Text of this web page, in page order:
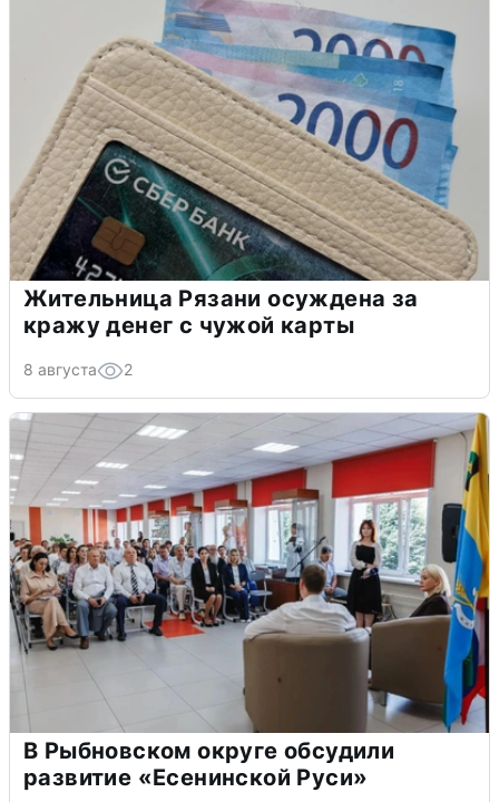
Жительница Рязани осуждена за
кражу денег с чужой карты
8 августа 2
В Рыбновском округе обсудили
развитие «Есенинской Руси»